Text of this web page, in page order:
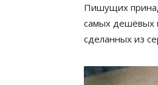
Пишущих
самых дешёвых
сделанных из